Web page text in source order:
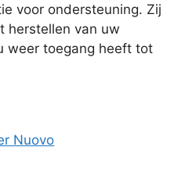
voor ondersteuning. Zij
herstellen van uw
weer toegang heeft tot
Nuovo